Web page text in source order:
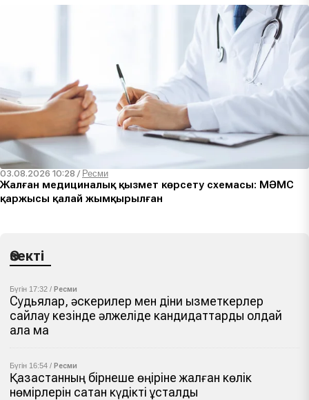
03.08.2026 10:28 / Ресми
Жалған медициналық қызмет көрсету схемасы: МӘМС
қаржысы қалай жымқырылған
Өзекті
Бүгін 17:32 / Ресми
Судьялар, әскерилер мен діни қызметкерлер
сайлау кезінде әлжеліде кандидаттарды қолдай
ала ма
Бүгін 16:54 / Ресми
Қазақстанның бірнеше өңіріне жалған көлік
нөмірлерін сатқан күдікті ұсталды